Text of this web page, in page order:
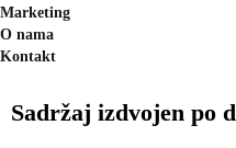
Marketing
O nama
Kontakt
Sadržaj izdvojen po